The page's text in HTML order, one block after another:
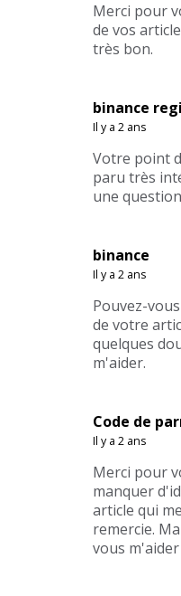
Merci pour
de vos
très bon.
binance
Il y a 2 ans
Votre point
paru très
une
binance
Il y a 2 ans
Pouvez-
de votre
quelques
m'aider.
Code de
Il y a 2 ans
Merci pour
manquer
article qui
remercie.
vous m'aider